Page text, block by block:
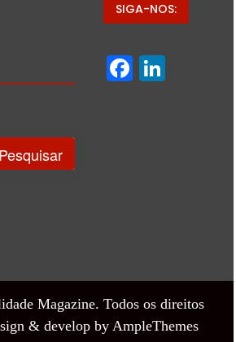
SIGA-NOS:
Magazine. Todos os direitos
& develop by AmpleThemes